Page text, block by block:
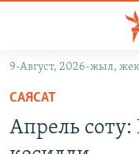
Навигацияга
өтүңүз
Издөөгө
салыңызКЫРГЫЗСТАН
ДҮЙНӨ
9-Август, 2026-жыл,
САЯСАТ
Апрель